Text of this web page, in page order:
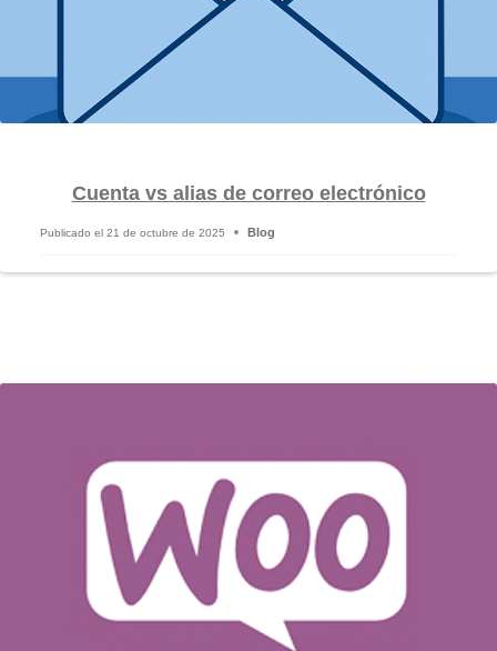
Cuenta vs alias de correo electrónico
Publicado el 21 de octubre de 2025 Blog